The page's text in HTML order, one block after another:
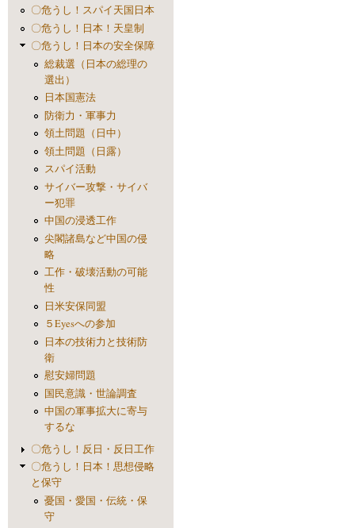
〇危うし！スパイ天国日本
〇危うし！日本！天皇制
〇危うし！日本の安全保障
総裁選（日本の総理の
選出）
日本国憲法
防衛力・軍事力
領土問題（日中）
領土問題（日露）
スパイ活動
サイバー攻撃・サイバ
ー犯罪
中国の浸透工作
尖閣諸島など中国の侵
略
工作・破壊活動の可能
性
日米安保同盟
５Eyesへの参加
日本の技術力と技術防
衛
慰安婦問題
国民意識・世論調査
中国の軍事拡大に寄与
するな
〇危うし！反日・反日工作
〇危うし！日本！思想侵略
と保守
憂国・愛国・伝統・保
守